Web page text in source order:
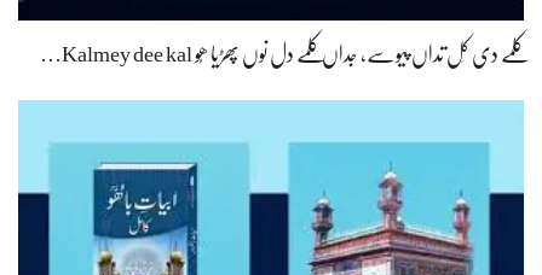
کلمے دی کَل تداں پیوسے، جداں کلمے دل نوں پھڑیا ھُو Kalmey dee kal…